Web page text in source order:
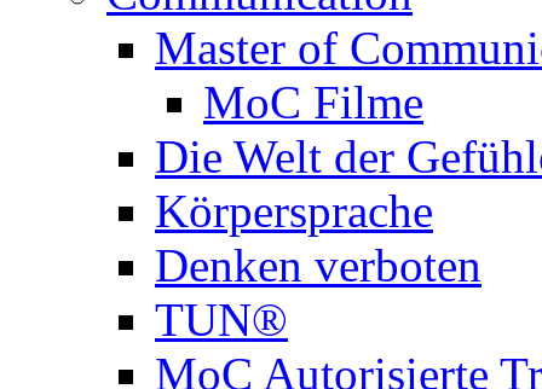
Master of
MoC Filme
Die Welt der
Körpersprache
Denken verboten
TUN®
MoC Autorisierte